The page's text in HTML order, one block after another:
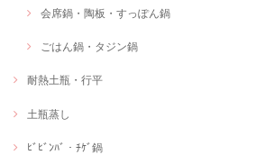
会席鍋・陶板・すっぽん鍋
ごはん鍋・タジン鍋
耐熱土瓶・行平
土瓶蒸し
ﾋﾞﾋﾞﾝﾊﾞ・ﾁｹﾞ鍋